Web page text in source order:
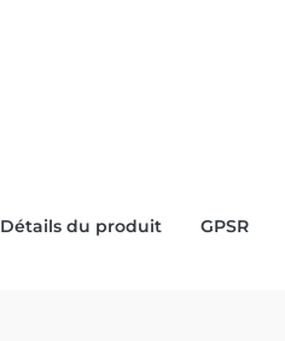
Détails du produit GPSR